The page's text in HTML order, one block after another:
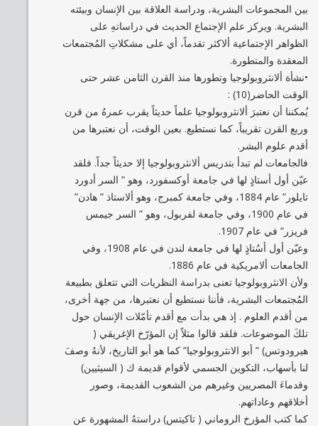
بين المجموعات البشرية، ودراسة العلاقة بين الإنسان وبيئته
البشرية. ويركز علم الإجتماع الحديث في دراساتهِ على
الظواهر الإجتماعية ألاكثر تقدماً، أي على مشكلاتِ المُجتمعات
المعقدة والمتطورة.
•نشأة ألانثروبولوجيا وتطورها منذ القرن الثامن عشر حتى
الوقت الحاضر(10) :
يُمكننا أن نعتبرَ ألانثروبولوجيا علماً حديثاً يقرب عمرهُ من قرن
وربع القرن تقريباً، كما نستطيع. بعين الوقت، أن نعتبرها من
أقدم علوم البشر.
فالجامعات لم تبدأ بتدريس ألانثروبولوجيا إلا حديثاً جداً. فلقد
عيّن أول أستاذٍ لها في جامعة أوكسفورد، وهو ” السر أدورد
تايلور” عام 1884، وفي جامعة كمبرج، وهو ألاستاذ ” هادن”
في عام 1900، وفي جامعة لفربول، وهو ” السر جيمس
فريزر” في عام 1907.
وعيّن أول أسُتاذٍ لها في جامعة لندن في عام 1908، وفي
الجامعات ألامريكية في عام 1886.
ولأن الانثروبولوجيا تعنى بدراسة النظريات التي تتعلق بطبيعة
المُجتمعات البشرية، فأننا نستطيع أن نعتبرها، من جهة أخرى،
من أقدم العلوم . إذ هي بدأت مع أقدم تأمّلات الإنسان حول
تلكَ الموضوعات. فلقد قالوا مثلاً إن المؤرّخ الإغريقي (
هيرودوتس) ” أبو الانثروبولوجيا” كما هو أبو التاريخ، لأنهُ وصفَ
لنا بأسهاب، التكوين الجسمي لأقوام قديمة ك ( السيثيين)
وقدماءَ المصريين وغيرهم من الشعوب القديمة، وصور
أخلاقهم وعاداتهم.
كما كتب المؤرخ الروماني ( تاكيتس) دراستهُ المشهورة عن